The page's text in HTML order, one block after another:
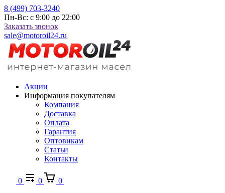
8 (499) 703-3240
Пн-Вс: с 9:00 до 22:00
Заказать звонок
sale@motoroil24.ru
Акции
Информация покупателям
Компания
Доставка
Оплата
Гарантия
Оптовикам
Статьи
Контакты
0 0
0